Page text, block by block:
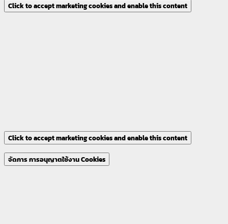
Click to accept marketing cookies and enable this content
Click to accept marketing cookies and enable this content
จัดการ การอนุญาตใช้งาน Cookies